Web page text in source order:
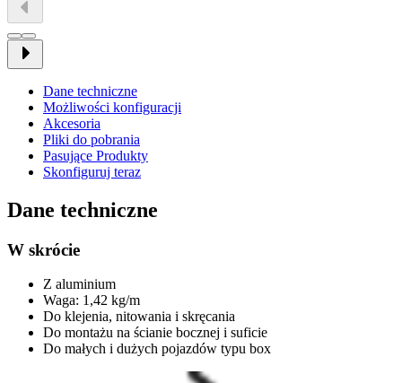
Dane techniczne
Możliwości konfiguracji
Akcesoria
Pliki do pobrania
Pasujące Produkty
Skonfiguruj teraz
Dane techniczne
W skrócie
Z aluminium
Waga: 1,42 kg/m
Do klejenia, nitowania i skręcania
Do montażu na ścianie bocznej i suficie
Do małych i dużych pojazdów typu box